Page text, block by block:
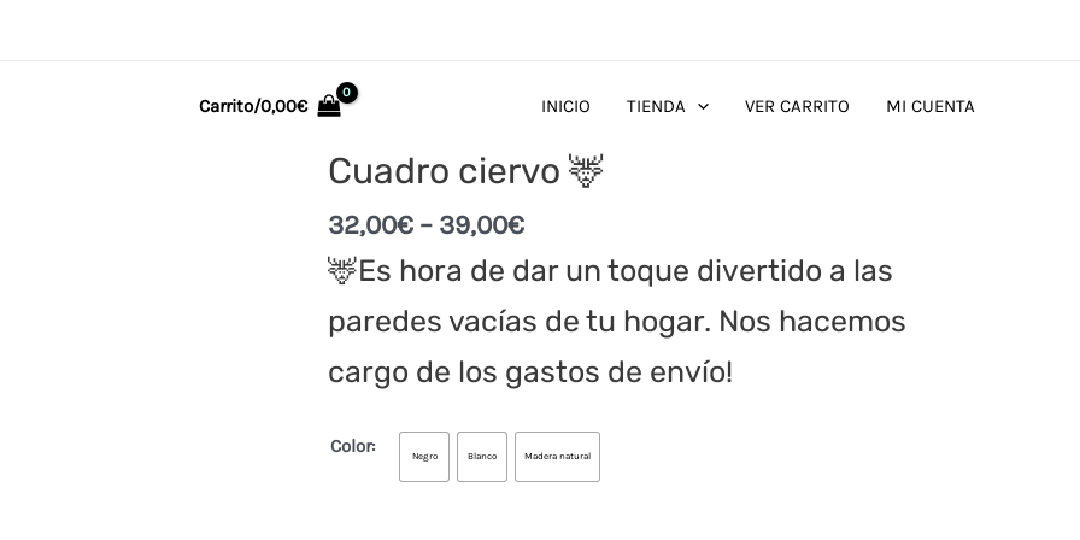
Carrito/0,00€ INICIO TIENDA VER CARRITO MI CUENTA
Cuadro ciervo 🦌
32,00€ – 39,00€
🦌Es hora de dar un toque divertido a las
paredes vacías de tu hogar. Nos hacemos
cargo de los gastos de envío!
Color: Negro Blanco Madera natural